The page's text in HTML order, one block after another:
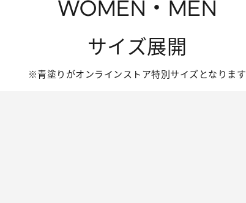
WOMEN・MEN
サイズ展開
※青塗りがオンラインストア特別サイズとなります